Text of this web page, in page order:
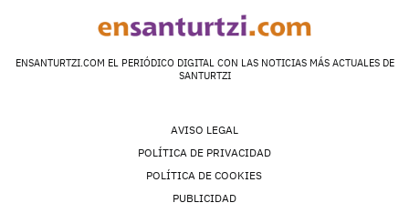
ENSANTURTZI.COM EL PERIÓDICO DIGITAL CON LAS NOTICIAS MÁS ACTUALES DE
SANTURTZI
AVISO LEGAL
POLÍTICA DE PRIVACIDAD
POLÍTICA DE COOKIES
PUBLICIDAD